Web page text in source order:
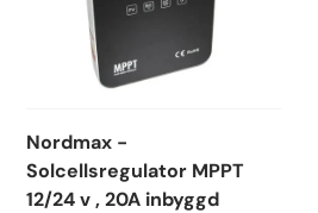
Nordmax -
Solcellsregulator MPPT
12/24 v , 20A inbyggd